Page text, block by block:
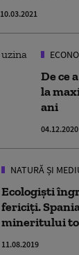
10.03.2021
De ce
la
ani
04.12.2020
NATURĂ ȘI
Ecologiști
fericiți.
mineritului
11.08.2019